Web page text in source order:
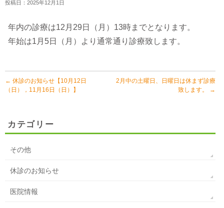
投稿日：2025年12月1日
年内の診療は12月29日（月）13時までとなります。
年始は1月5日（月）より通常通り診療致します。
← 休診のお知らせ【10月12日
（日），11月16日（日）】
2月中の土曜日、日曜日は休まず診療
致します。
→
カテゴリー
その他
休診のお知らせ
医院情報